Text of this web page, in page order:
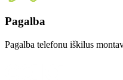
Pagalba
Pagalba telefonu iškilus